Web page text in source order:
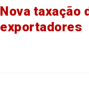
Nova taxação
exportadores